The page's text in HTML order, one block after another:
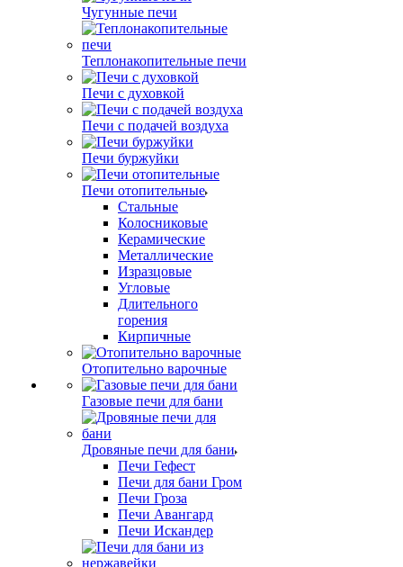
Чугунные печи
Теплонакопительные печи
Печи с духовкой
Печи с подачей воздуха
Печи буржуйки
Печи отопительные
Стальные
Колосниковые
Керамические
Металлические
Изразцовые
Угловые
Длительного
горения
Кирпичные
Отопительно варочные
Газовые печи для бани
Дровяные печи для бани
Печи Гефест
Печи для бани Гром
Печи Гроза
Печи Авангард
Печи Искандер